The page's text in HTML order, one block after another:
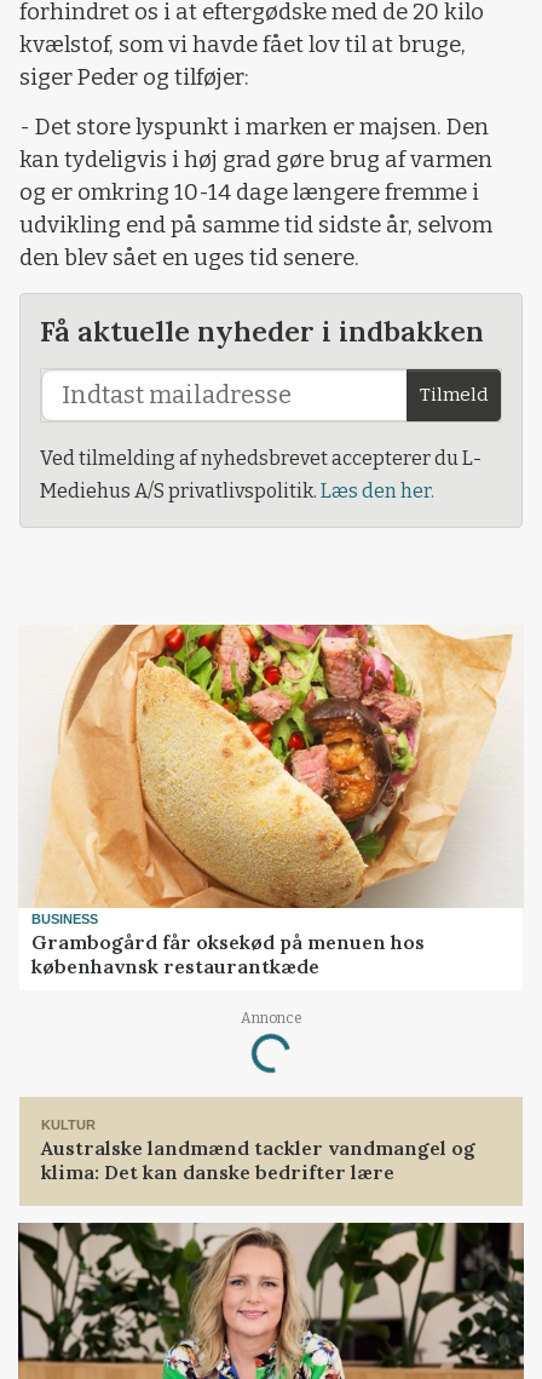
forhindret os i at eftergødske med de 20 kilo
kvælstof, som vi havde fået lov til at bruge,
siger Peder og tilføjer:
- Det store lyspunkt i marken er majsen. Den
kan tydeligvis i høj grad gøre brug af varmen
og er omkring 10-14 dage længere fremme i
udvikling end på samme tid sidste år, selvom
den blev sået en uges tid senere.
Få aktuelle nyheder i indbakken
Tilmeld
Ved tilmelding af nyhedsbrevet accepterer du L-
Mediehus A/S privatlivspolitik. Læs den her.
BUSINESS
Grambogård får oksekød på menuen hos
københavnsk restaurantkæde
Annonce
Loading...
KULTUR
Australske landmænd tackler vandmangel og
klima: Det kan danske bedrifter lære